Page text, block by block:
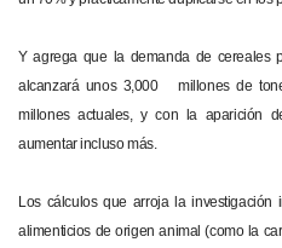
Y agrega que la demanda de cereales
alcanzará unos 3,000 millones de
millones actuales, y con la aparición
aumentar incluso más.
Los cálculos que arroja la
alimenticios de origen animal (como la